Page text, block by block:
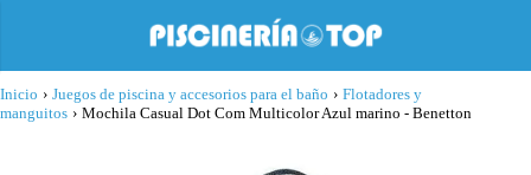
Inicio › Juegos de piscina y accesorios para el baño › Flotadores y
manguitos › Mochila Casual Dot Com Multicolor Azul marino - Benetton